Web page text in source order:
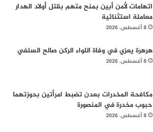
اتهامات لأمن أبين بمنح متهم بقتل أولاد الهدار
معاملة استثنائية
8 أغسطس، 2026
هرهرة يعزي في وفاة اللواء الركن صالح السلفي
8 أغسطس، 2026
مكافحة المخدرات بعدن تضبط امرأتين بحوزتهما
حبوب مخدرة في المنصورة
8 أغسطس، 2026